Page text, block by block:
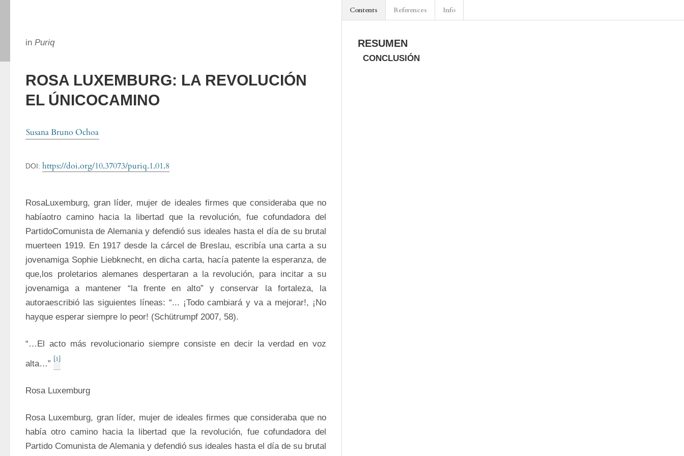
in Puriq
ROSA LUXEMBURG: LA REVOLUCIÓN
EL ÚNICOCAMINO
Susana Bruno Ochoa
DOI: https://doi.org/10.37073/puriq.1.01.8
RosaLuxemburg, gran líder, mujer de ideales firmes que consideraba que no
habíaotro camino hacia la libertad que la revolución, fue cofundadora del
PartidoComunista de Alemania y defendió sus ideales hasta el día de su brutal
muerteen 1919. En 1917 desde la cárcel de Breslau, escribía una carta a su
jovenamiga Sophie Liebknecht, en dicha carta, hacía patente la esperanza, de
que,los proletarios alemanes despertaran a la revolución, para incitar a su
jovenamiga a mantener “la frente en alto” y conservar la fortaleza, la
autoraescribió las siguientes líneas: “... ¡Todo cambiará y va a mejorar!, ¡No
hayque esperar siempre lo peor! (Schütrumpf 2007, 58).
“…El acto más revolucionario siempre consiste en decir la verdad en voz
alta…”
[1]
Rosa Luxemburg
Rosa Luxemburg, gran líder, mujer de ideales firmes que consideraba que no
había otro camino hacia la libertad que la revolución, fue cofundadora del
Partido Comunista de Alemania y defendió sus ideales hasta el día de su brutal
RESUMEN
CONCLUSIÓN
Contents References Info